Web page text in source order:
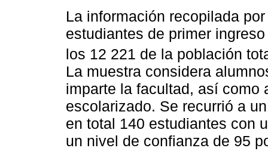
La información recopilada
estudiantes de primer
los 12 221 de la población
La muestra considera
imparte la facultad, así como
escolarizado. Se recurrió a
en total 140 estudiantes con
un nivel de confianza de 95